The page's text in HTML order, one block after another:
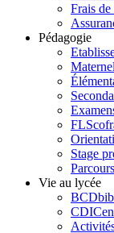
Frais de
Pédagogie
FLSco
Stage
Vie au lycée
BCD
CDI